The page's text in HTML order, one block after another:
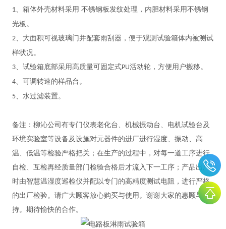
1、箱体外壳材料采用 不锈钢板发纹处理，内胆材料采用不锈钢
光板。
2、大面积可视玻璃门并配套雨刮器，便于观测试验箱体内被测试
样状况。
3、试验箱底部采用高质量可固定式PU活动轮，方便用户搬移。
4、可调转速的样品台。
5、水过滤装置。
备注：柳沁公司有专门仪表老化台、机械振动台、电机试验台及
环境实验室等设备及设施对元器件的进厂进行湿度、振动、高
温、低温等检验严格把关；在生产的过程中，对每一道工序进行
自检、互检再经质量部门检验合格后才流入下一工序；产品出厂
时由智慧温湿度巡检仪并配以专门的高精度测试电阻，进行严格
的出厂检验。请广大顾客放心购买与使用。谢谢大家的惠顾与支
持。期待愉快的合作。